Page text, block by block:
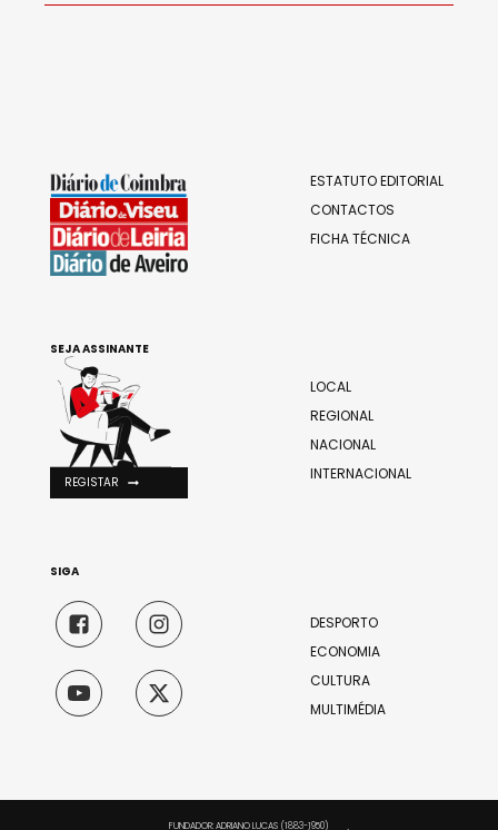
ESTATUTO EDITORIAL
CONTACTOS
FICHA TÉCNICA
LOCAL
REGIONAL
NACIONAL
INTERNACIONAL
DESPORTO
ECONOMIA
CULTURA
MULTIMÉDIA
SEJA ASSINANTE
REGISTAR
SIGA
FUNDADOR: ADRIANO LUCAS (1883-1950)